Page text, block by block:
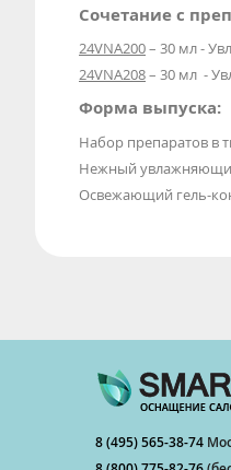
Сочетание с
24VNA200– 30 мл -
24VNA208– 30 мл -
Форма выпуска:
Набор препаратов в
Нежный
Освежающий гель-
8 (495) 565-38-74